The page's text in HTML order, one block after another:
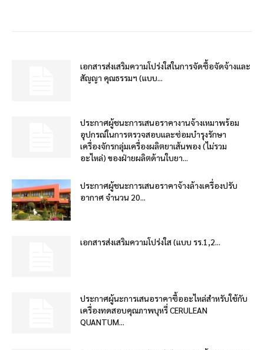
เอกสารส่งเสริมความโปร่งใสในการจัดซื้อจัดจ้างและ
สัญญา คุณธรรมฯ (แบบ...
ประกาศผู้ชนะการเสนอราคางานจ้างเหมาพร้อม
อุปกรณ์ในการตรวจสอบและซ่อมบำรุงรักษา
เครื่องจักรกลุ่มเครื่องผลิตยาเส้นพอง (ไม่รวม
อะไหล่) ของฝ่ายผลิตด้านใบยา...
ประกาศผู้ชนะการเสนอราคาจ้างล้างเครื่องปรับ
อากาศ จำนวน 20...
เอกสารส่งเสริมความโปร่งใส (แบบ รร.1,2...
ประกาศผู้นะการเสนอราคาซื้ออะไหล่สำหรับใช้กับ
เครื่องทดสอบคุณภาพบุหรี่ CERULEAN
QUANTUM...